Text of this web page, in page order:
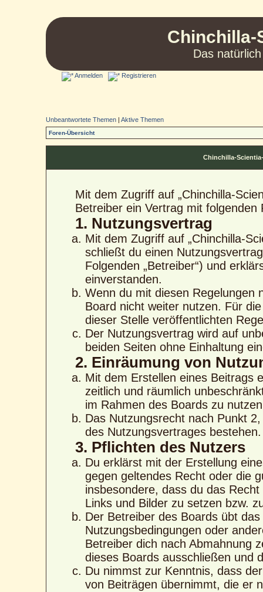
Chinchilla-
Das
Anmelden Registrieren
Unbeantwortete Themen |Aktive Themen
Foren-Übersicht
Chinchilla-
Mit dem Zugriff auf „Chinchilla-
Betreiber ein Vertrag mit folgenden
1. Nutzungsvertrag
Mit dem Zugriff auf „Chinchilla-
schließt du einen
Folgenden „Betreiber“) und
einverstanden.
Wenn du mit diesen Regelungen
Board nicht weiter nutzen. Für
dieser Stelle veröffentlichten
Der Nutzungsvertrag wird auf
beiden Seiten ohne Einhaltung
2. Einräumung von
Mit dem Erstellen eines Beitrags
zeitlich und räumlich
im Rahmen des Boards zu
Das Nutzungsrecht nach Punkt
des Nutzungsvertrages bestehen.
3. Pflichten des Nutzers
Du erklärst mit der Erstellung
gegen geltendes Recht oder die
insbesondere, dass du das
Links und Bilder zu setzen bzw.
Der Betreiber des Boards übt
Nutzungsbedingungen oder
Betreiber dich nach Abmahnung
dieses Boards ausschließen und
Du nimmst zur Kenntnis, dass
von Beiträgen übernimmt, die er